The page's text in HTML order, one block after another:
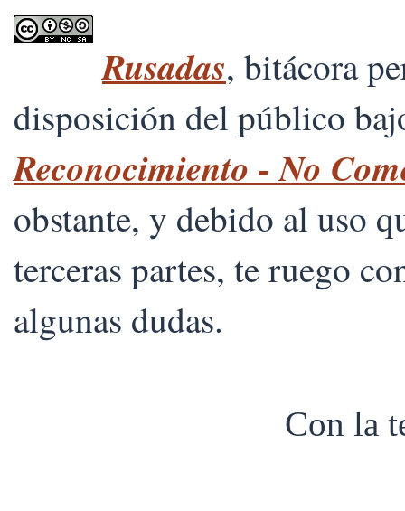
Rusadas, bitácora
disposición del público
Reconocimiento - No
obstante, y debido al uso
terceras partes, te ruego
algunas dudas.
Con la